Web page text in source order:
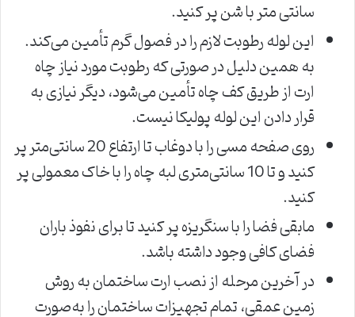
سانتی متر با شن پر کنید.
این لوله رطوبت لازم را در فصول گرم تأمین می‌کند.
به همین دلیل در صورتی که رطوبت مورد نیاز چاه
ارت از طریق کف چاه تأمین می‌شود، دیگر نیازی به
قرار دادن این لوله پولیکا نیست.
روی صفحه مسی را با دوغاب تا ارتفاع 20 سانتی‌متر پر
کنید و تا 10 سانتی‌متری لبه چاه را با خاک معمولی پر
کنید.
مابقی فضا را با سنگریزه پر کنید تا برای نفوذ باران
فضای کافی وجود داشته باشد.
در آخرین مرحله از نصب ارت ساختمان به روش
زمین عمقی، تمام تجهیزات ساختمان را به‌صورت